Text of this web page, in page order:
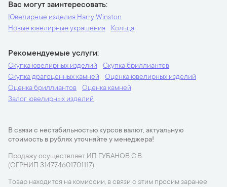
Вас могут заинтересовать
Ювелирные изделия Harry Winston
Новые ювелирные украшения
Кольца
Рекомендуемые услуги
Скупка ювелирных изделий
Скупка бриллиантов
Скупка драгоценных камней
Оценка ювелирных изделий
Оценка бриллиантов
Оценка камней
Залог ювелирных изделий
В связи с нестабильностью курсов валют, актуальную
стоимость в рублях уточняйте у менеджера!
Продажу осуществляет ИП ГУБАНОВ С.В.
(ОГРНИП 314774601701117)
Товар находится на комиссии, в связи с этим просим заранее